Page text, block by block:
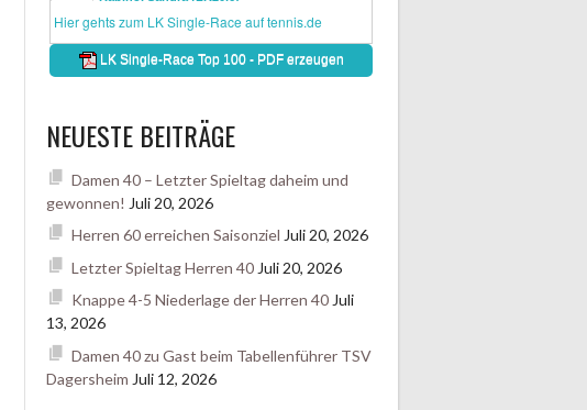
NEUESTE BEITRÄGE
Damen 40 – Letzter Spieltag daheim und
gewonnen! Juli 20, 2026
Herren 60 erreichen Saisonziel Juli 20, 2026
Letzter Spieltag Herren 40 Juli 20, 2026
Knappe 4-5 Niederlage der Herren 40 Juli
13, 2026
Damen 40 zu Gast beim Tabellenführer TSV
Dagersheim Juli 12, 2026